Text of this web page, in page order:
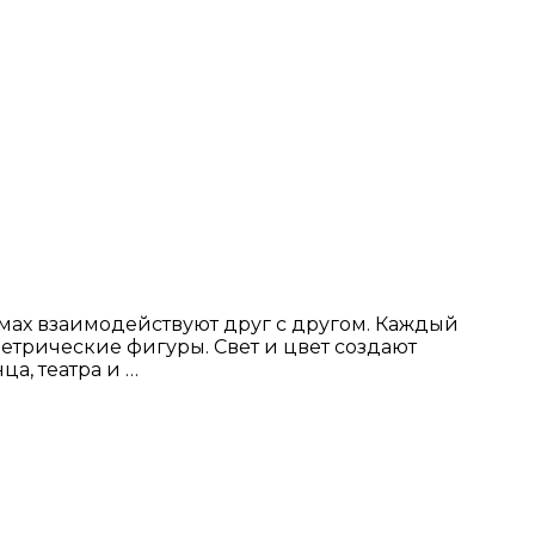
взаимодействуют друг с другом. Каждый
фигуры. Свет и цвет создают
театра и …